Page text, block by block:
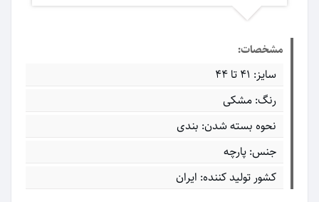
مشخصات:
سایز: 41 تا 44
رنگ: مشکی
نحوه بسته شدن: بندی
جنس: پارچه
کشور تولید کننده: ایران